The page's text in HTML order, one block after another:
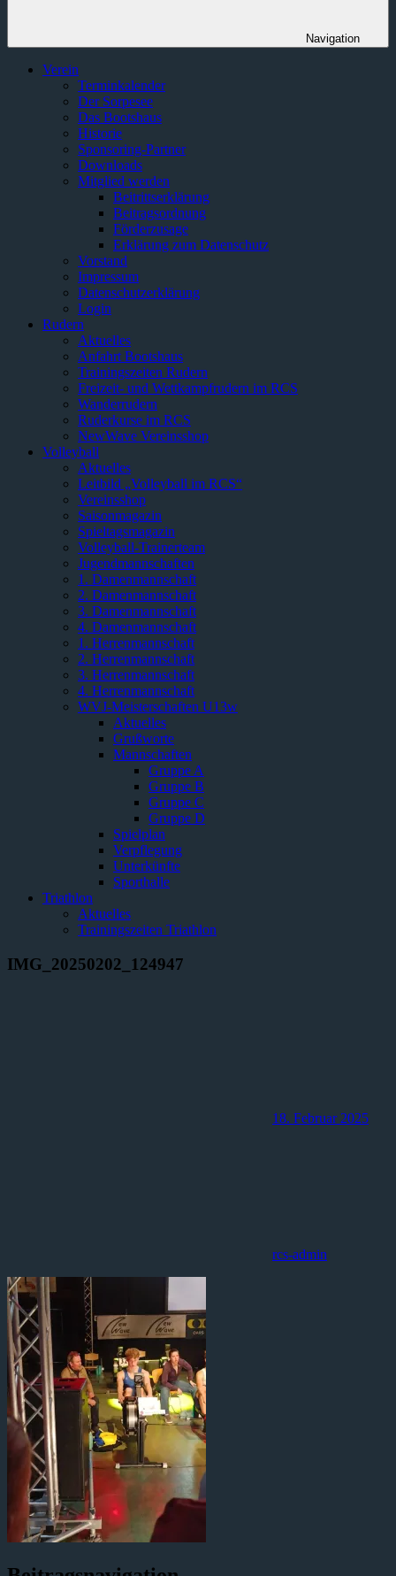
Navigation
Verein
Terminkalender
Der Sorpesee
Das Bootshaus
Historie
Sponsoring-Partner
Downloads
Mitglied werden
Beitrittserklärung
Beitragsordnung
Förderzusage
Erklärung zum Datenschutz
Vorstand
Impressum
Datenschutzerklärung
Login
Rudern
Aktuelles
Anfahrt Bootshaus
Trainingszeiten Rudern
Freizeit- und Wettkampfrudern im RCS
Wanderrudern
Ruderkurse im RCS
NewWave Vereinsshop
Volleyball
Aktuelles
Leitbild „Volleyball im RCS“
Vereinsshop
Saisonmagazin
Spieltagsmagazin
Volleyball-Trainerteam
Jugendmannschaften
1. Damenmannschaft
2. Damenmannschaft
3. Damenmannschaft
4. Damenmannschaft
1. Herrenmannschaft
2. Herrenmannschaft
3. Herrenmannschaft
4. Herrenmannschaft
WVJ-Meisterschaften U13w
Aktuelles
Grußworte
Mannschaften
Gruppe A
Gruppe B
Gruppe C
Gruppe D
Spielplan
Verpflegung
Unterkünfte
Sporthalle
Triathlon
Aktuelles
Trainingszeiten Triathlon
IMG_20250202_124947
18. Februar 2025
rcs-admin